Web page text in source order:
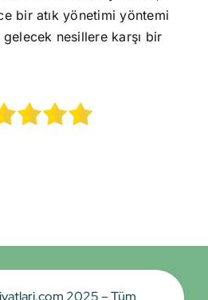
bir atık yönetimi yöntemi
nesillere karşı bir
2025 – Tüm